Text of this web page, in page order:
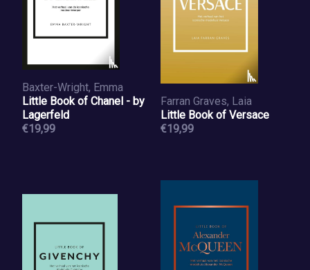
Baxter-Wright, Emma
Little Book of Chanel - by
Lagerfeld
€19,99
Farran Graves, Laia
Little Book of Versace
€19,99